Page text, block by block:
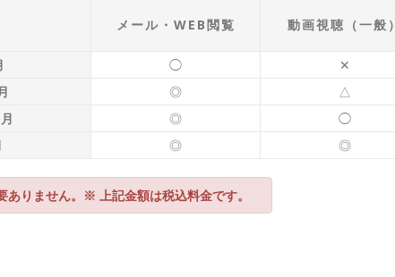
メール・WEB閲覧 動画視聴（一般）
◯ ✕
◎ △
◎ ◯
◎ ◎
りません。※ 上記金額は税込料金です。